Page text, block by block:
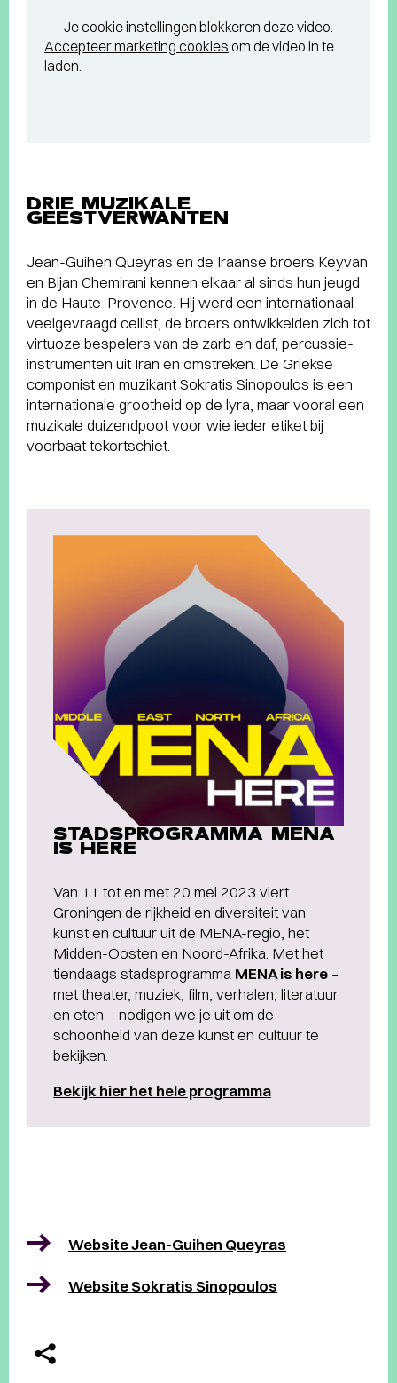
Je cookie instellingen blokkeren deze video.
Accepteer marketing cookies om de video in te
laden.
DRIE MUZIKALE
GEESTVERWANTEN
Jean-Guihen Queyras en de Iraanse broers Keyvan
en Bijan Chemirani kennen elkaar al sinds hun jeugd
in de Haute-Provence. Hij werd een internationaal
veelgevraagd cellist, de broers ontwikkelden zich tot
virtuoze bespelers van de zarb en daf, percussie-
instrumenten uit Iran en omstreken. De Griekse
componist en muzikant Sokratis Sinopoulos is een
internationale grootheid op de lyra, maar vooral een
muzikale duizendpoot voor wie ieder etiket bij
voorbaat tekortschiet.
STADSPROGRAMMA MENA
IS HERE
Van 11 tot en met 20 mei 2023 viert
Groningen de rijkheid en diversiteit van
kunst en cultuur uit de MENA-regio, het
Midden-Oosten en Noord-Afrika. Met het
tiendaags stadsprogramma MENA is here –
met theater, muziek, film, verhalen, literatuur
en eten – nodigen we je uit om de
schoonheid van deze kunst en cultuur te
bekijken.
Bekijk hier het hele programma
Website Jean-Guihen Queyras
Website Sokratis Sinopoulos